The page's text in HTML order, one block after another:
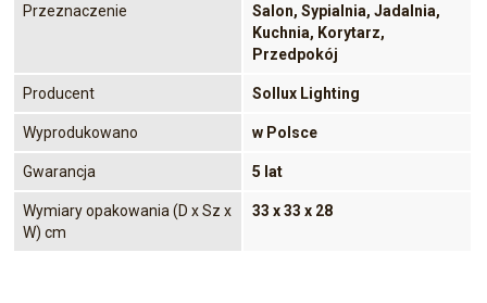
Przeznaczenie
Salon, Sypialnia, Jadalnia,
Kuchnia, Korytarz,
Przedpokój
Producent Sollux Lighting
Wyprodukowano w Polsce
Gwarancja 5 lat
Wymiary opakowania (D x Sz x
W) cm
33 x 33 x 28